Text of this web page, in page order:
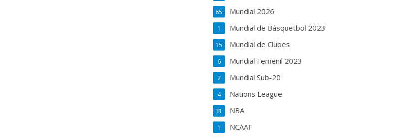
Mundial 2026
65
Mundial de Básquetbol 2023
1
Mundial de Clubes
15
Mundial Femenil 2023
6
Mundial Sub-20
2
Nations League
4
NBA
31
NCAAF
1